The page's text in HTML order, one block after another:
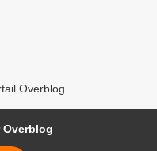
Overblog
Overblog